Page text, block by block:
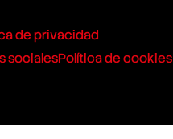
de privacidad
socialesPolítica de cookies